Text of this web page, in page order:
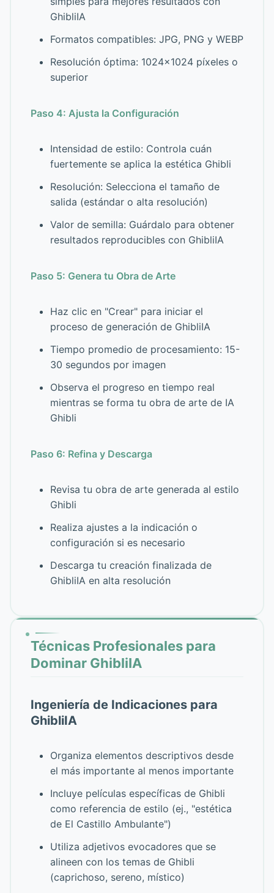
GhibliIA
Formatos compatibles: JPG, PNG y WEBP
Resolución óptima: 1024×1024 píxeles o
superior
Paso 4: Ajusta la Configuración
Intensidad de estilo: Controla cuán
fuertemente se aplica la estética Ghibli
Resolución: Selecciona el tamaño de
salida (estándar o alta resolución)
Valor de semilla: Guárdalo para obtener
resultados reproducibles con GhibliIA
Paso 5: Genera tu Obra de Arte
Haz clic en "Crear" para iniciar el
proceso de generación de GhibliIA
Tiempo promedio de procesamiento: 15-
30 segundos por imagen
Observa el progreso en tiempo real
mientras se forma tu obra de arte de IA
Ghibli
Paso 6: Refina y Descarga
Revisa tu obra de arte generada al estilo
Ghibli
Realiza ajustes a la indicación o
configuración si es necesario
Descarga tu creación finalizada de
GhibliIA en alta resolución
Técnicas Profesionales para
Dominar GhibliIA
Ingeniería de Indicaciones para
GhibliIA
Organiza elementos descriptivos desde
el más importante al menos importante
Incluye películas específicas de Ghibli
como referencia de estilo (ej., "estética
de El Castillo Ambulante")
Utiliza adjetivos evocadores que se
alineen con los temas de Ghibli
(caprichoso, sereno, místico)